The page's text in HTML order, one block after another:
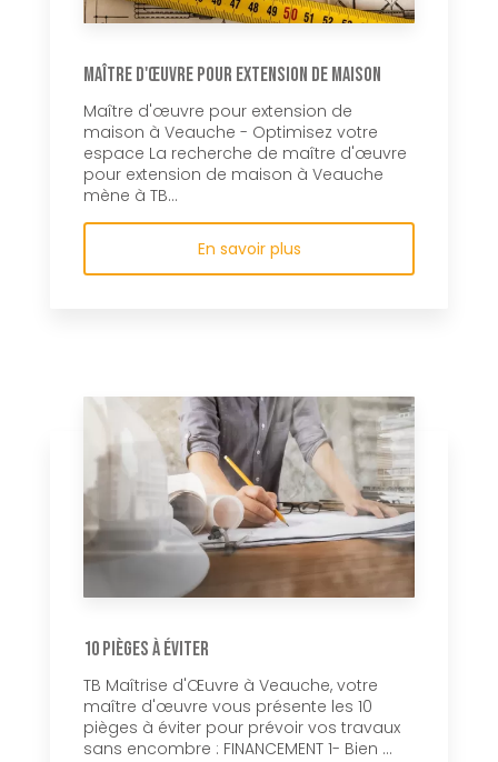
Maître d'œuvre pour extension de maison
Maître d'œuvre pour extension de
maison à Veauche - Optimisez votre
espace La recherche de maître d'œuvre
pour extension de maison à Veauche
mène à TB...
En savoir plus
10 pièges à éviter
TB Maîtrise d'Œuvre à Veauche, votre
maître d'œuvre vous présente les 10
pièges à éviter pour prévoir vos travaux
sans encombre : FINANCEMENT 1- Bien ...